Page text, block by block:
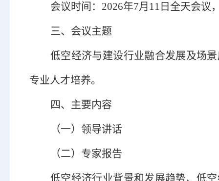
会议时间： 2026年7月 11 日全天会议
三、会议主题
低空经济与建设行业融合发展及场
专业人才培养。
四、主要内容
（一） 领导讲话
（二） 专家报告
低空经济行业背景和发展趋势、低